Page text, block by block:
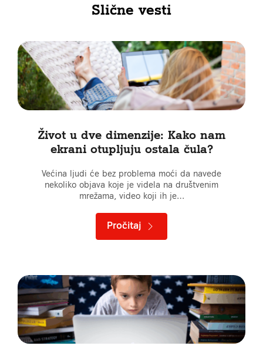
Slične vesti
Život u dve dimenzije: Kako nam
ekrani otupljuju ostala čula?
Većina ljudi će bez problema moći da navede
nekoliko objava koje je videla na društvenim
mrežama, video koji ih je…
Pročitaj